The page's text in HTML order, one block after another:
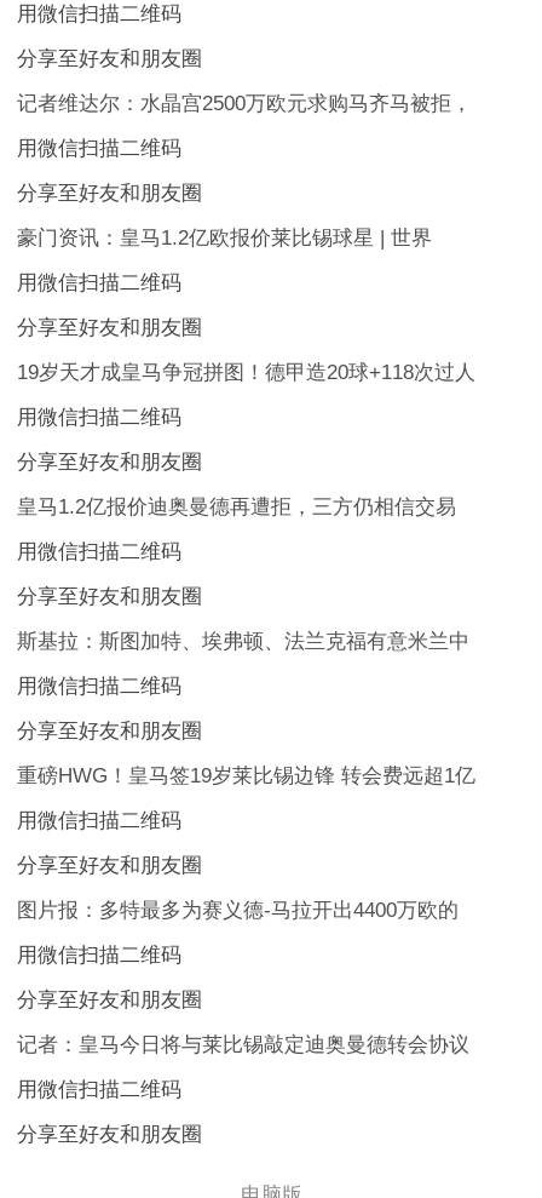
用微信扫描二维码
分享至好友和朋友圈
记者维达尔：水晶宫2500万欧元求购马齐马被拒，
用微信扫描二维码
分享至好友和朋友圈
豪门资讯：皇马1.2亿欧报价莱比锡球星 | 世界
用微信扫描二维码
分享至好友和朋友圈
19岁天才成皇马争冠拼图！德甲造20球+118次过人
用微信扫描二维码
分享至好友和朋友圈
皇马1.2亿报价迪奥曼德再遭拒，三方仍相信交易
用微信扫描二维码
分享至好友和朋友圈
斯基拉：斯图加特、埃弗顿、法兰克福有意米兰中
用微信扫描二维码
分享至好友和朋友圈
重磅HWG！皇马签19岁莱比锡边锋 转会费远超1亿
用微信扫描二维码
分享至好友和朋友圈
图片报：多特最多为赛义德-马拉开出4400万欧的
用微信扫描二维码
分享至好友和朋友圈
记者：皇马今日将与莱比锡敲定迪奥曼德转会协议
用微信扫描二维码
分享至好友和朋友圈